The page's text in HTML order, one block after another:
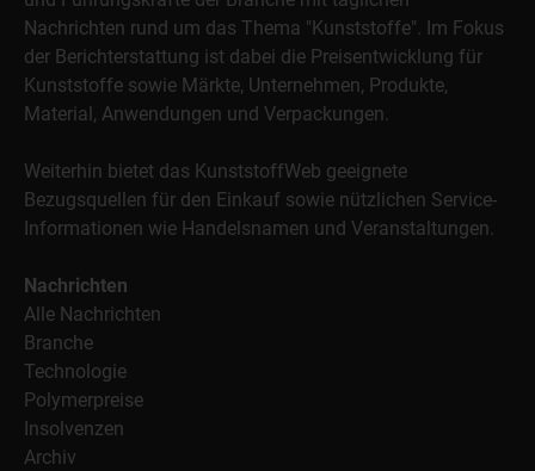
Nachrichten rund um das Thema "Kunststoffe". Im Fokus
der Berichterstattung ist dabei die Preisentwicklung für
Kunststoffe sowie Märkte, Unternehmen, Produkte,
Material, Anwendungen und Verpackungen.
Weiterhin bietet das KunststoffWeb geeignete
Bezugsquellen für den Einkauf sowie nützlichen Service-
Informationen wie Handelsnamen und Veranstaltungen.
Nachrichten
Alle Nachrichten
Branche
Technologie
Polymerpreise
Insolvenzen
Archiv